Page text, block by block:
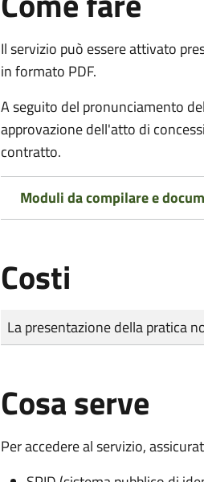
Il servizio può essere attivato
in formato PDF.
A seguito del pronunciamento
approvazione dell'atto di
contratto.
Moduli da compilare e
Costi
Tipo di pagamento
Importo
La presentazione della pratica
Cosa serve
Per accedere al servizio,